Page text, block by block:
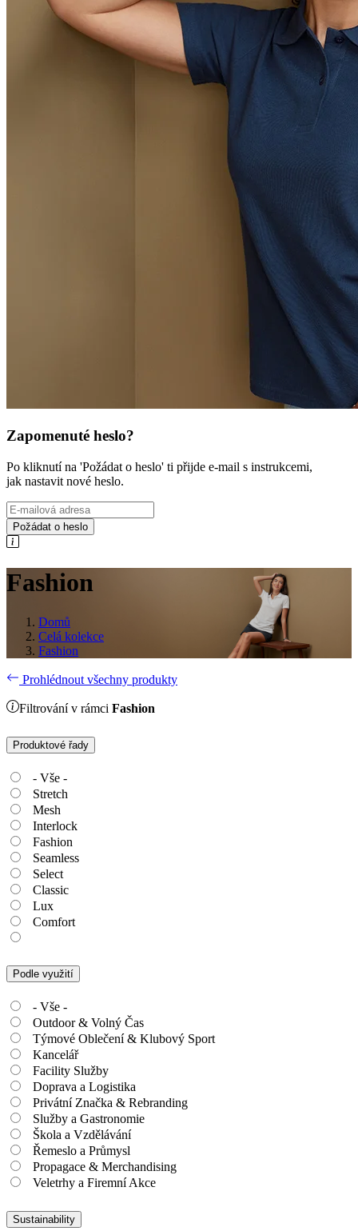
Zapomenuté heslo?
Po kliknutí na 'Požádat o heslo' ti přijde e-mail s instrukcemi,
jak nastavit nové heslo.
Požádat o heslo
Fashion
Domů
Celá kolekce
Fashion
Prohlédnout všechny produkty
Filtrování v rámci Fashion
Produktové řady
- Vše -
Stretch
Mesh
Interlock
Fashion
Seamless
Select
Classic
Lux
Comfort
Podle využití
- Vše -
Outdoor & Volný Čas
Týmové Oblečení & Klubový Sport
Kancelář
Facility Služby
Doprava a Logistika
Privátní Značka & Rebranding
Služby a Gastronomie
Škola a Vzdělávání
Řemeslo a Průmysl
Propagace & Merchandising
Veletrhy a Firemní Akce
Sustainability